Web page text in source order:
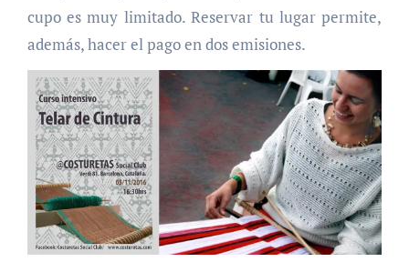
cupo es muy limitado. Reservar tu lugar permite,
además, hacer el pago en dos emisiones.